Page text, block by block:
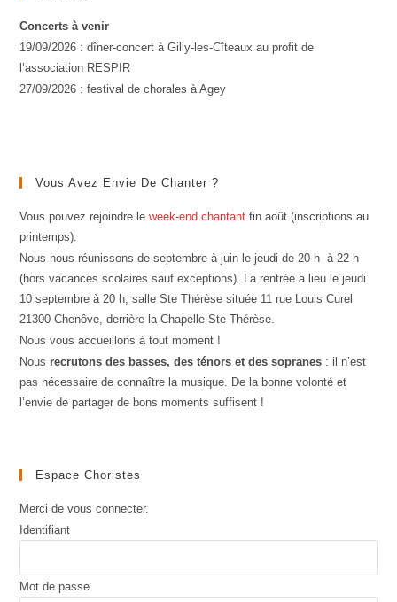
Concerts à venir
19/09/2026 : dîner-concert à Gilly-les-Cîteaux au profit de
l’association RESPIR
27/09/2026 : festival de chorales à Agey
Vous Avez Envie De Chanter ?
Vous pouvez rejoindre leweek-end chantant fin août (inscriptions au
printemps).
Nous nous réunissons de septembre à juin le jeudi de 20 h à 22 h
(hors vacances scolaires sauf exceptions). La rentrée a lieu le jeudi
10 septembre à 20 h, salle Ste Thérèse située 11 rue Louis Curel
21300 Chenôve, derrière la Chapelle Ste Thérèse.
Nous vous accueillons à tout moment !
Nous recrutons des basses, des ténors et des sopranes : il n’est
pas nécessaire de connaître la musique. De la bonne volonté et
l’envie de partager de bons moments suffisent !
Espace Choristes
Merci de vous connecter.
Identifiant
Mot de passe